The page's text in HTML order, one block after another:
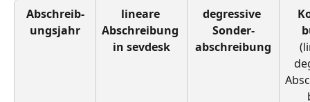
Abschreib-
ungsjahr
lineare
Abschreibung
in sevdesk
degressive
Sonder-
abschreibung